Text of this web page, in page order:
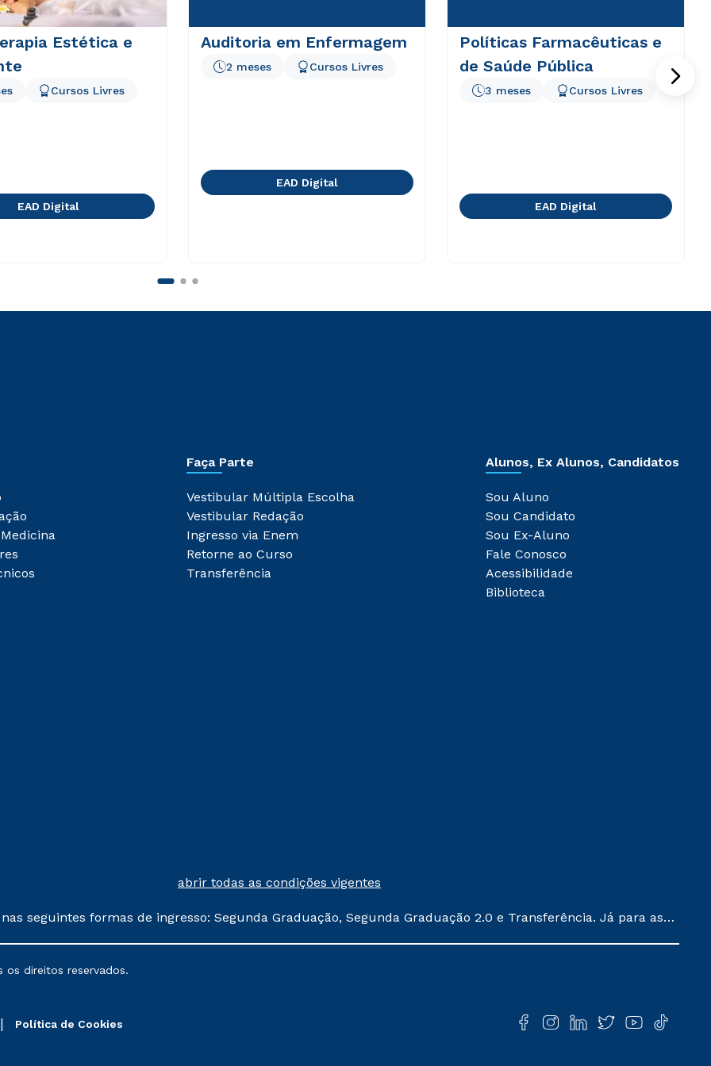
Estética e
Cursos Livres
EAD Digital
Auditoria em Enfermagem
2 meses Cursos Livres
EAD Digital
Políticas Farmacêuticas e
de Saúde Pública
3 meses Cursos Livres
EAD Digital
Faça Parte
Vestibular Múltipla Escolha
Vestibular Redação
Ingresso via Enem
Retorne ao Curso
Transferência
Alunos, Ex Alunos, Candidatos
Sou Aluno
Sou Candidato
Sou Ex-Aluno
Fale Conosco
Acessibilidade
Biblioteca
abrir todas as condições vigentes
seguintes formas de ingresso: Segunda Graduação, Segunda Graduação 2.0 e Transferência. Já para as
poderão sofrer alterações nos períodos de rematrícula conforme exposto no contrato de prestação de
os direitos reservados.
Política de Cookies